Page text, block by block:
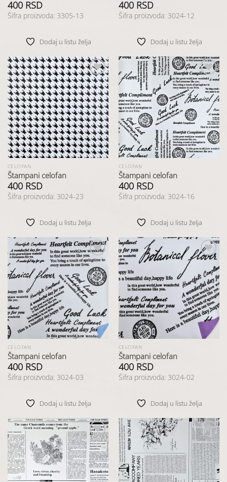
400 RSD
Šifra proizvoda: 3305-13
Dodaj u listu želja
400 RSD
Šifra proizvoda: 3024-12
Dodaj u listu želja
Dodaj
u listu
želja
CELOFAN
Štampani celofan
400 RSD
Šifra proizvoda: 3024-23
Dodaj u listu želja
Dodaj
u listu
želja
CELOFAN
Štampani celofan
400 RSD
Šifra proizvoda: 3024-16
Dodaj u listu želja
Dodaj
u listu
CELOFAN
Štampani celofan
400 RSD
Šifra proizvoda: 3024-03
Dodaj u listu želja
Dodaj
u listu
želja
CELOFAN
Štampani celofan
400 RSD
Šifra proizvoda: 3024-02
Dodaj u listu želja
Dodaj
u listu
želja
Dodaj
u listu
želja